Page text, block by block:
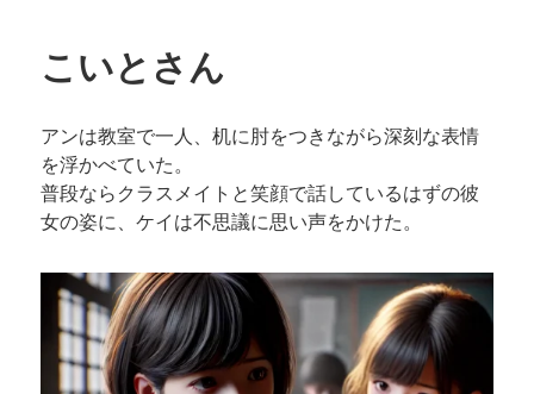
こいとさん
アンは教室で一人、机に肘をつきながら深刻な表情
を浮かべていた。
普段ならクラスメイトと笑顔で話しているはずの彼
女の姿に、ケイは不思議に思い声をかけた。